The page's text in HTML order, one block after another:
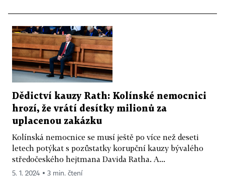
Dědictví kauzy Rath: Kolínské nemocnici
hrozí, že vrátí desítky milionů za
uplacenou zakázku
Kolínská nemocnice se musí ještě po více než deseti
letech potýkat s pozůstatky korupční kauzy bývalého
středočeského hejtmana Davida Ratha. A...
5. 1. 2024 ▪ 3 min. čtení